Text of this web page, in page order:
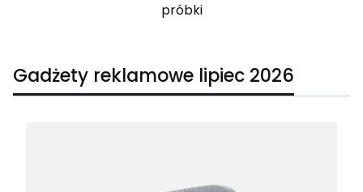
próbki
Gadżety reklamowe lipiec 2026